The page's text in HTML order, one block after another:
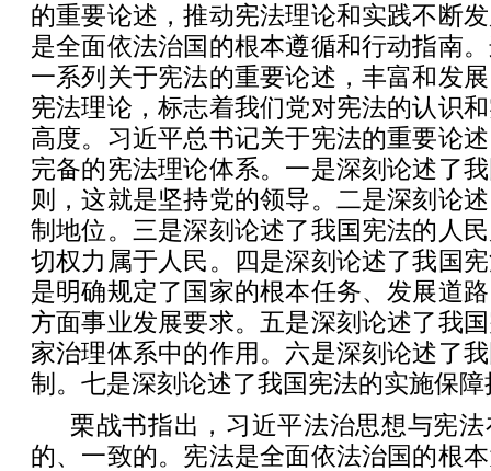
的重要论述，推动宪法理论和实践不断
是全面依法治国的根本遵循和行动指南
一系列关于宪法的重要论述，丰富和发
宪法理论，标志着我们党对宪法的认识
高度。习近平总书记关于宪法的重要论
完备的宪法理论体系。一是深刻论述了
则，这就是坚持党的领导。二是深刻论
制地位。三是深刻论述了我国宪法的人
切权力属于人民。四是深刻论述了我国
是明确规定了国家的根本任务、发展道
方面事业发展要求。五是深刻论述了我
家治理体系中的作用。六是深刻论述了
制。七是深刻论述了我国宪法的实施保障
栗战书指出，习近平法治思想与宪
的、一致的。宪法是全面依法治国的根